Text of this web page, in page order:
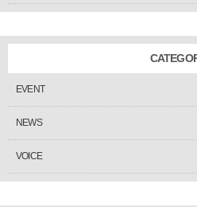
EVENT
NEWS
VOICE